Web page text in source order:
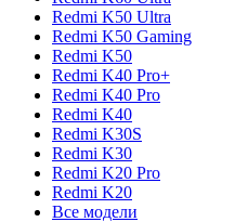
Redmi K50 Ultra
Redmi K50 Gaming
Redmi K50
Redmi K40 Pro+
Redmi K40 Pro
Redmi K40
Redmi K30S
Redmi K30
Redmi K20 Pro
Redmi K20
Все модели